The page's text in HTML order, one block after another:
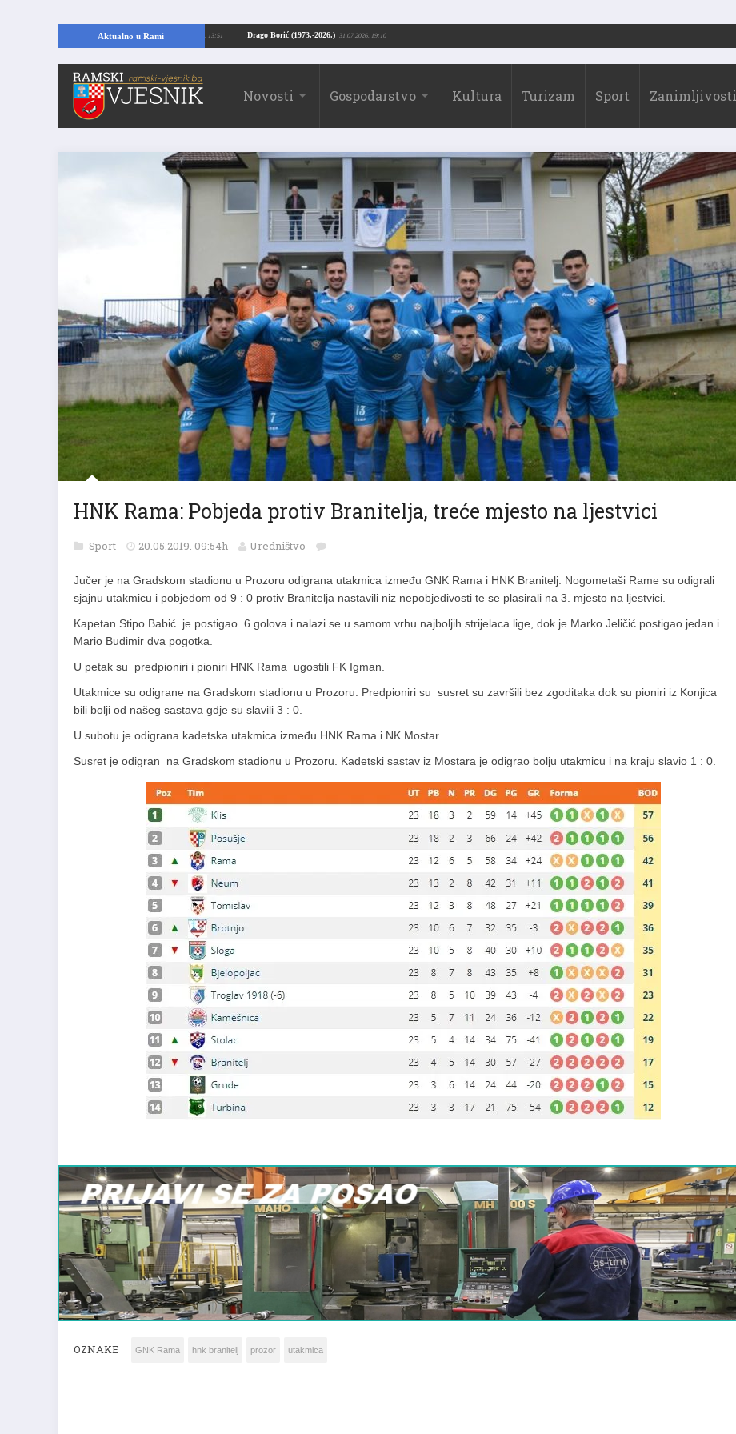
Aktualno u Rami Drago Borić (1973.-2026.) 31.07.2026. 19:10
temelje kuće, pronašao vrijedne arheološke ostatke 24.07.2026. 13:51
Novosti Gospodarstvo Kultura Turizam Sport Zanimljivosti
HNK Rama: Pobjeda protiv Branitelja, treće mjesto na ljestvici
Sport 20.05.2019. 09:54h Uredništvo
Jučer je na Gradskom stadionu u Prozoru odigrana utakmica između GNK Rama i HNK Branitelj. Nogometaši Rame su odigrali
sjajnu utakmicu i pobjedom od 9 : 0 protiv Branitelja nastavili niz nepobjedivosti te se plasirali na 3. mjesto na ljestvici.
Kapetan Stipo Babić je postigao 6 golova i nalazi se u samom vrhu najboljih strijelaca lige, dok je Marko Jeličić postigao jedan i
Mario Budimir dva pogotka.
U petak su predpioniri i pioniri HNK Rama ugostili FK Igman.
Utakmice su odigrane na Gradskom stadionu u Prozoru. Predpioniri su susret su završili bez zgoditaka dok su pioniri iz Konjica
bili bolji od našeg sastava gdje su slavili 3 : 0.
U subotu je odigrana kadetska utakmica između HNK Rama i NK Mostar.
Susret je odigran na Gradskom stadionu u Prozoru. Kadetski sastav iz Mostara je odigrao bolju utakmicu i na kraju slavio 1 : 0.
OZNAKE